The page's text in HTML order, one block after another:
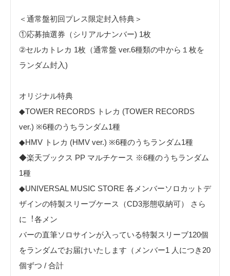
＜通常盤初回プレス限定封⼊特典＞
①応募抽選券（シリアルナンバー) 1枚
②セルカトレカ 1枚（通常盤 ver.6種類の中から１枚を
ランダム封⼊)
オリジナル特典
◆TOWER RECORDS トレカ (TOWER RECORDS
ver.) ※6種のうちランダム1種
◆HMV トレカ (HMV ver.) ※6種のうちランダム1種
◆楽天ブックス PP マルチケース ※6種のうちランダム
1種
◆UNIVERSAL MUSIC STORE 各メンバーソロカットデ
ザインの特製スリーブケース（CD3形態収納可） さら
に︕各メン
バーの直筆ソロサインが⼊っている特製スリーブ120個
をランダムでお届けいたします（メンバー1 ⼈につき20
個ずつ / 合計